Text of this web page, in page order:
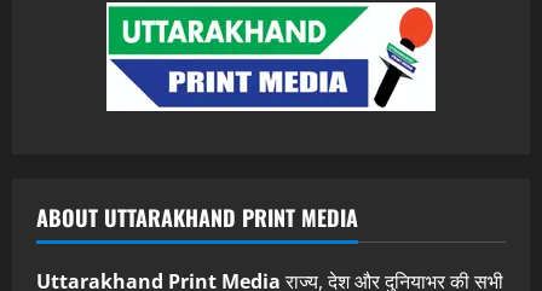
ABOUT UTTARAKHAND PRINT MEDIA
Uttarakhand Print Mediaराज्य, देश और दुनियाभर की सभी